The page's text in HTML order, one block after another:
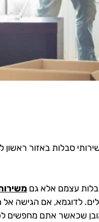
סבלות באזור ראשון
עצמם אלא גם
לדוגמא, אם הגישה
שכאשר אתם מחפשים